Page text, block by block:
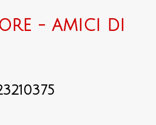
- AMICI DI